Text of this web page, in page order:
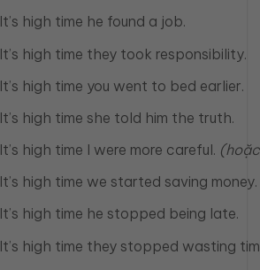
It’s high time he found a job.
It’s high time they took responsibility.
It’s high time you went to bed earlier.
It’s high time she told him the truth.
It’s high time I were more careful.
It’s high time we started saving money.
It’s high time he stopped being late.
It’s high time they stopped wasting